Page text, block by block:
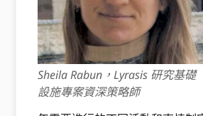
Sheila Rabun，Lyrasis 研究基礎
設施專案資深策略師